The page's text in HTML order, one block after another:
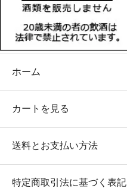
ホーム
カートを見る
送料とお支払い方法
特定商取引法に基づく表記